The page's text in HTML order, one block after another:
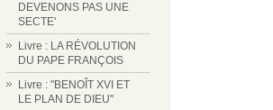
DEVENONS PAS UNE
SECTE'
Livre : LA RÉVOLUTION
DU PAPE FRANÇOIS
Livre : "BENOÎT XVI ET
LE PLAN DE DIEU"